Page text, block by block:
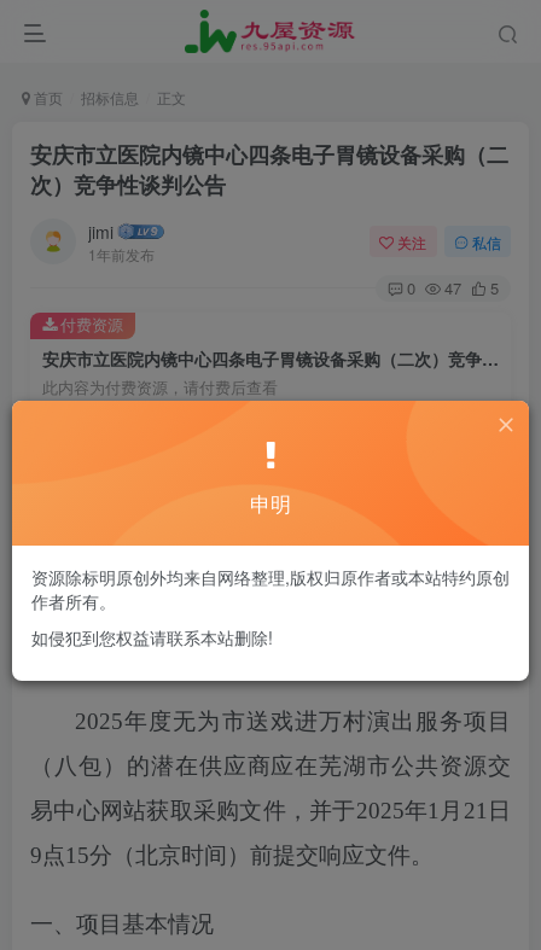
首页 招标信息 正文
安庆市立医院内镜中心四条电子胃镜设备采购（二
次）竞争性谈判公告
jimi
1年前发布
关注 私信
0 47 5
安庆市立医院内镜中心四条电子胃镜设备采购（二次）竞争性谈判公告
此内容为付费资源，请付费后查看
20
您当前未登录！建议登陆后购买，可保存购买订单
付费资源
项目概况
2025年度无为市送戏进万村演出服务项目
（八包） 的潜在供应商应在芜湖市公共资源交
易中心网站获取采购文件， 并于2025年1 月 21 日
9点15分 （北京时间）前提交响应文件。
一、项目基本情况
申明
资源除标明原创外均来自网络整理,版权归原作者或本站特约原创
作者所有。
如侵犯到您权益请联系本站删除!